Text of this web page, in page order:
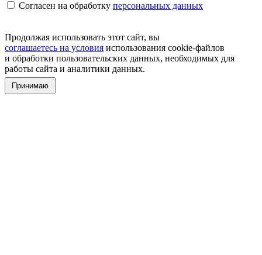
Согласен на обработку персональных данных
Продолжая использовать этот сайт, вы
соглашаетесь на условия использования cookie-файлов
и обработки пользовательских данных, необходимых для
работы сайта и аналитики данных.
Принимаю